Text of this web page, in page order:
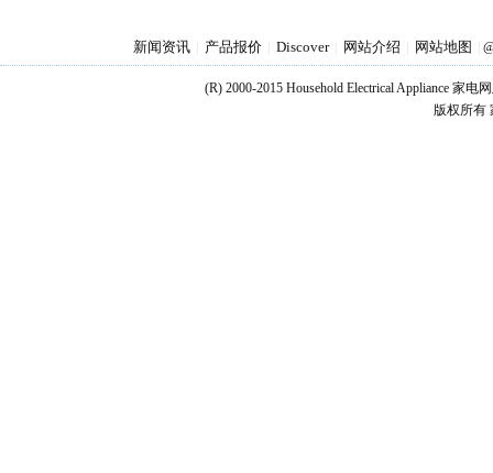
新闻资讯 产品报价 Discover 网站介绍 网站地图
(R) 2000-2015 Household Electrical Appliance 家电
版权所有